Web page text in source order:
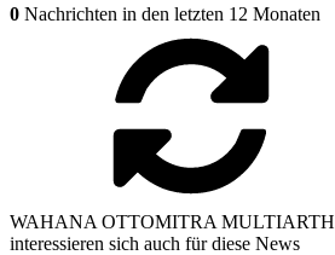
0 Nachrichten in den letzten 12 Monaten
WAHANA OTTOMITRA
interessieren sich auch für diese News